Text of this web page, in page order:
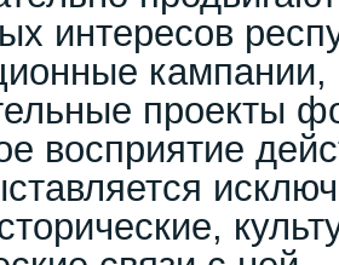
интересов
кампании,
проекты
восприятие